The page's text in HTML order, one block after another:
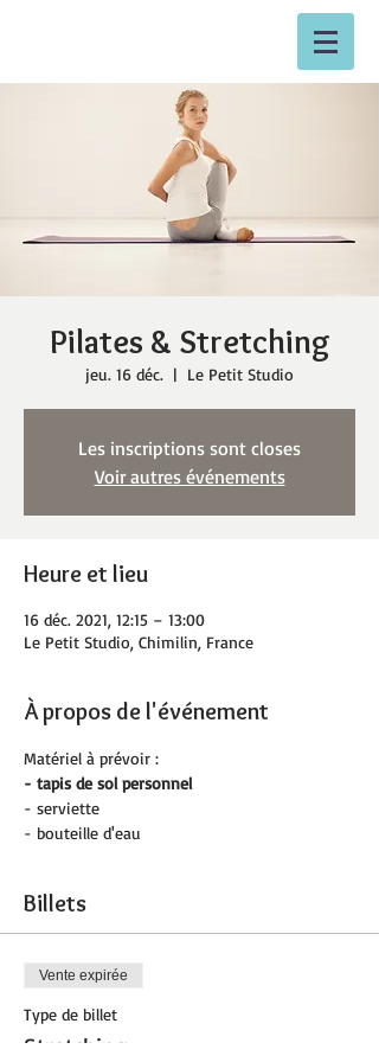
Pilates & Stretching
jeu. 16 déc.
  |
Le Petit Studio
Les inscriptions sont closes
Voir autres événements
Heure et lieu
16 déc. 2021, 12:15 – 13:00
Le Petit Studio, Chimilin, France
À propos de l'événement
Matériel à prévoir :
- tapis de sol personnel
- serviette
- bouteille d'eau
Billets
Vente expirée
Type de billet
Stretching